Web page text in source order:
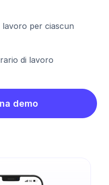
per ciascun
di lavoro
demo